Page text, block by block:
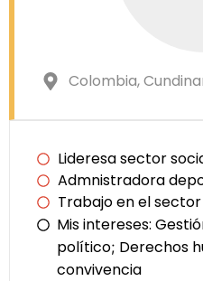
Colombia,
Lideresa sector
Admnistradora
Trabajo en el
Mis intereses:
político; Derechos
convivencia